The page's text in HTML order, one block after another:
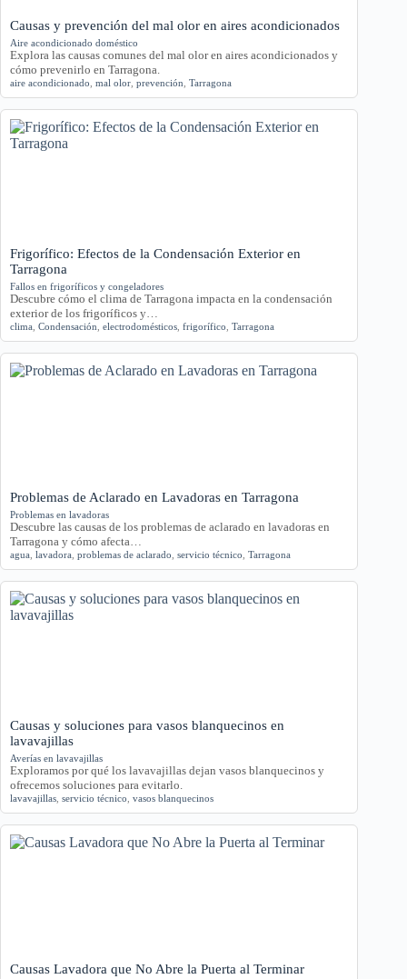
Causas y prevención del mal olor en aires acondicionados
Aire acondicionado doméstico
Explora las causas comunes del mal olor en aires acondicionados y
cómo prevenirlo en Tarragona.
aire acondicionado mal olor prevención Tarragona
Frigorífico: Efectos de la Condensación Exterior en
Tarragona
Fallos en frigoríficos y congeladores
Descubre cómo el clima de Tarragona impacta en la condensación
exterior de los frigoríficos y…
clima Condensación electrodomésticos frigorífico Tarragona
Problemas de Aclarado en Lavadoras en Tarragona
Problemas en lavadoras
Descubre las causas de los problemas de aclarado en lavadoras en
Tarragona y cómo afecta…
agua lavadora problemas de aclarado servicio técnico Tarragona
Causas y soluciones para vasos blanquecinos en
lavavajillas
Averías en lavavajillas
Exploramos por qué los lavavajillas dejan vasos blanquecinos y
ofrecemos soluciones para evitarlo.
lavavajillas servicio técnico vasos blanquecinos
Causas Lavadora que No Abre la Puerta al Terminar